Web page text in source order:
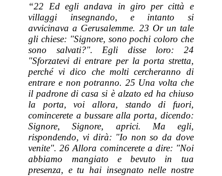
“22 Ed egli andava in giro per città e
villaggi insegnando, e intanto si
avvicinava a Gerusalemme. 23 Or un tale
gli chiese: "Signore, sono pochi coloro che
sono salvati?". Egli disse loro: 24
"Sforzatevi di entrare per la porta stretta,
perché vi dico che molti cercheranno di
entrare e non potranno. 25 Una volta che
il padrone di casa si è alzato ed ha chiuso
la porta, voi allora, stando di fuori,
comincerete a bussare alla porta, dicendo:
Signore, Signore, aprici. Ma egli,
rispondendo, vi dirà: "Io non so da dove
venite". 26 Allora comincerete a dire: "Noi
abbiamo mangiato e bevuto in tua
presenza, e tu hai insegnato nelle nostre